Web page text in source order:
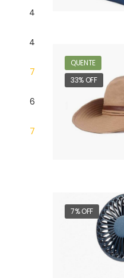
4
4
7
6
7
QUENTE
33% OFF
7% OFF